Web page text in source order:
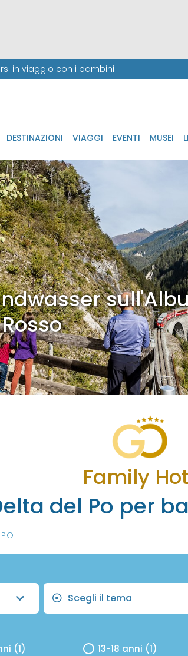
in viaggio con i bambini
DESTINAZIONI VIAGGI EVENTI MUSEI
Family
del Po per
Scegli il tema
(1) 13-18 anni (1)